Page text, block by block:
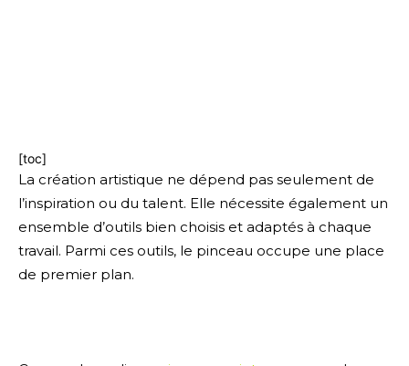
[toc]
La création artistique ne dépend pas seulement de
l’inspiration ou du talent. Elle nécessite également un
ensemble d’outils bien choisis et adaptés à chaque
travail. Parmi ces outils, le pinceau occupe une place
de premier plan.